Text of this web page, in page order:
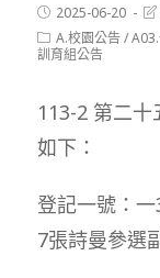
Post
published:
2025-06-20
Post
category:
A.校園公告/
訓育組公告
113-2 第二
如下：
登記一號：
7張詩曼參選